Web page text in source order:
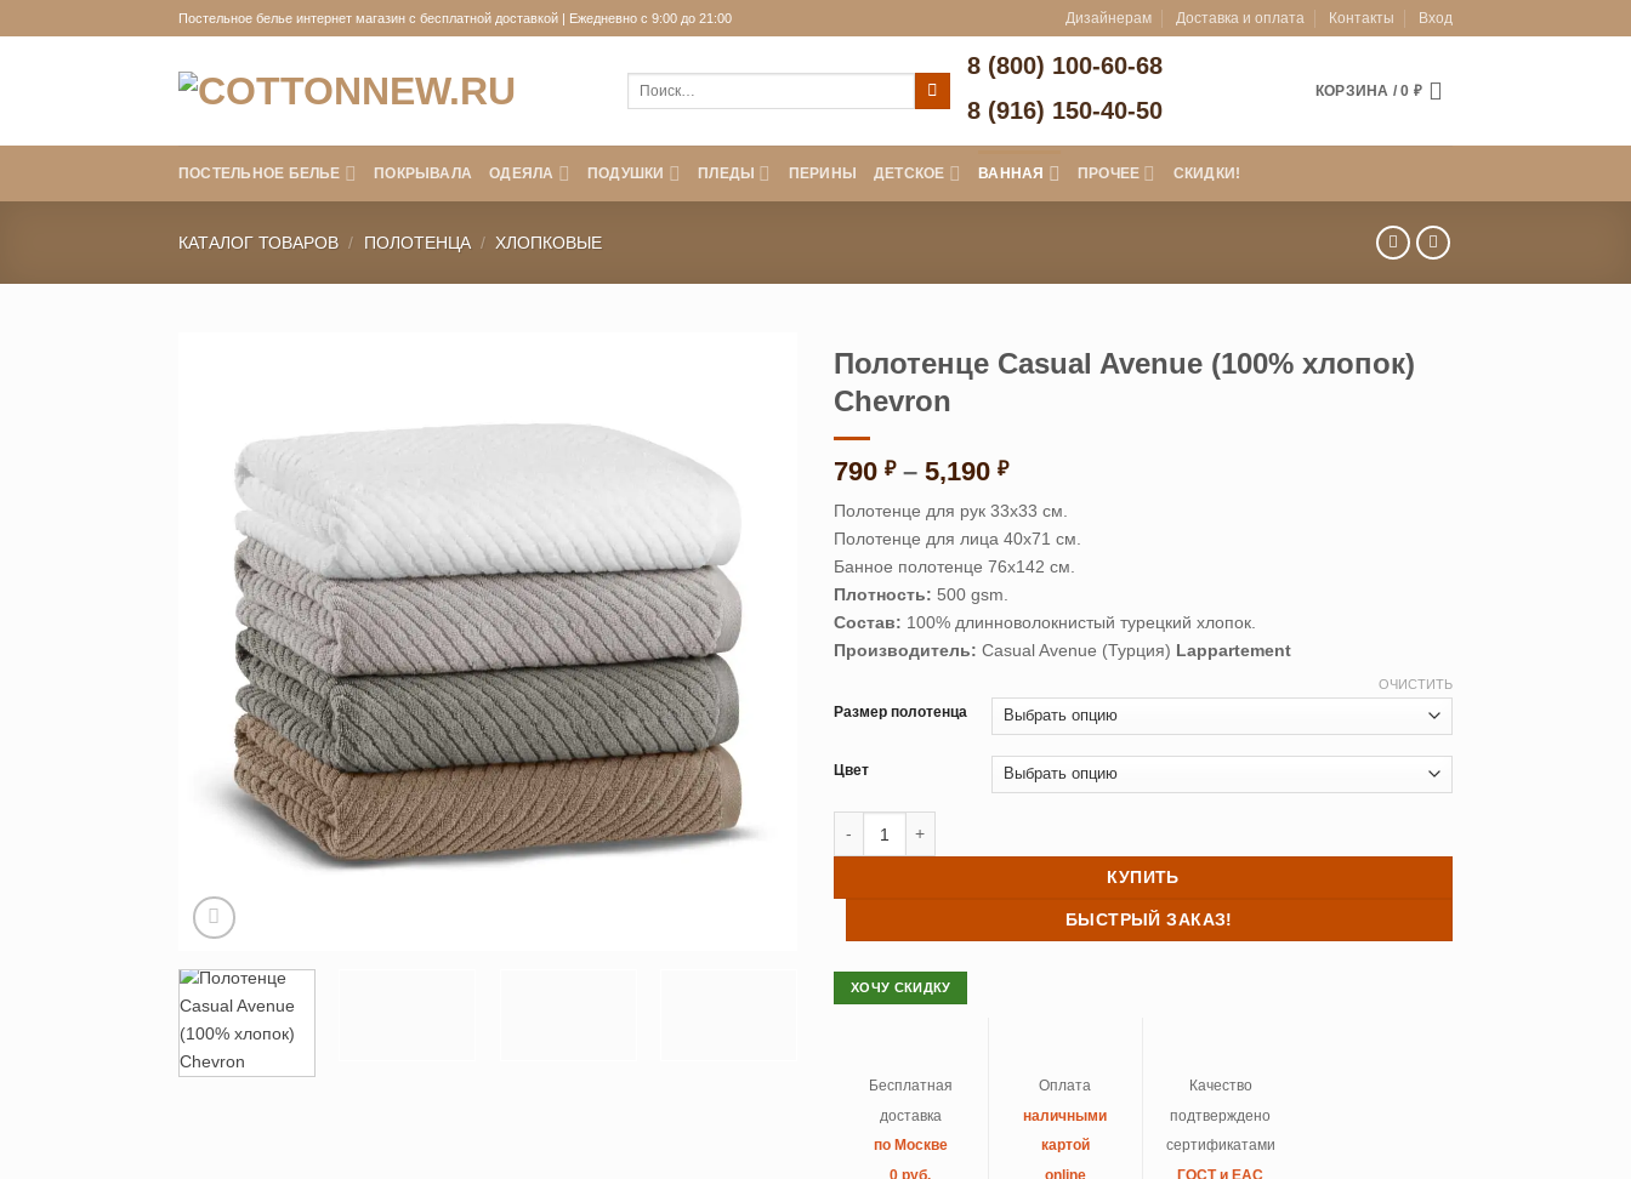
to
Постельное белье интернет магазин с бесплатной доставкой | Ежедневно с 9:00 до 21:00 Дизайнерам Доставка и оплата Контакты Вход
8 (800) 100-60-68
8 (916) 150-40-50
КОРЗИНА /0 ₽
ПОСТЕЛЬНОЕ БЕЛЬЕ ПОКРЫВАЛА ОДЕЯЛА ПОДУШКИ ПЛЕДЫ ПЕРИНЫ ДЕТСКОЕ ВАННАЯ ПРОЧЕЕ СКИДКИ!
КАТАЛОГ ТОВАРОВ / ПОЛОТЕНЦА / ХЛОПКОВЫЕ
Полотенце Casual Avenue (100% хлопок)
Chevron
790 ₽ – 5,190 ₽Диапазон
790 ₽
–
5,190 ₽
Полотенце для рук 33х33 см.
Полотенце для лица 40х71 см.
Банное полотенце 76х142 см.
Плотность: 500 gsm.
Состав: 100% длинноволокнистый турецкий хлопок.
Производитель: Casual Avenue (Турция) Lappartement
Размер полотенца
Цвет
ОЧИСТИТЬ
КУПИТЬ
БЫСТРЫЙ ЗАКАЗ!
ХОЧУ СКИДКУ
Бесплатная
доставка
по Москве
0 руб.
Оплата
наличными
картой
online
Качество
подтверждено
сертификатами
ГОСТ и ЕАС